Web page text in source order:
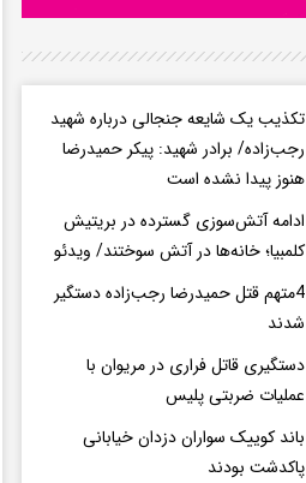
تکذیب یک شایعه جنجالی درباره شهید
رجب‌زاده/ برادر شهید: پیکر حمیدرضا
هنوز پیدا نشده است
ادامه آتش‌سوزی گسترده در بریتیش
کلمبیا؛ خانه‌ها در آتش سوختند/ ویدئو
4متهم قتل حمیدرضا رجب‌زاده دستگیر
شدند
دستگیری قاتل فراری در مریوان با
عملیات ضربتی پلیس
باند کوییک سواران دزدان خیابانی
پاکدشت بودند